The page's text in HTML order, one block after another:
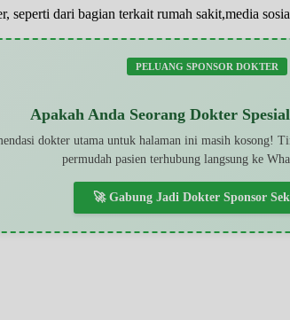
seperti dari bagian terkait rumah sakit,media
PELUANG SPONSOR DOKTER
Apakah Anda Seorang Dokter
dokter utama untuk halaman ini masih kosong!
permudah pasien terhubung langsung ke
🚀 Gabung Jadi Dokter Sponsor